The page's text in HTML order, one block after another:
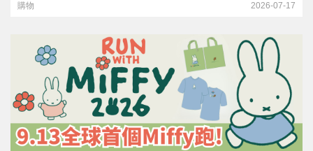
購物 2026-07-17